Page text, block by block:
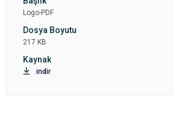
Logo-PDF
217 KB
indir